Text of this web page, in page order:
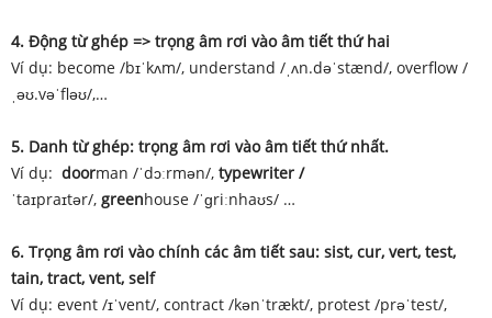
4. Động từ ghép => trọng âm rơi vào âm tiết thứ hai
Ví dụ: become /bɪˈkʌm/, understand /ˌʌn.dəˈstænd/, overflow /
ˌəʊ.vəˈfləʊ/,…
5. Danh từ ghép: trọng âm rơi vào âm tiết thứ nhất.
Ví dụ: doorman /ˈdɔːrmən/, typewriter /
ˈtaɪpraɪtər/, greenhouse /ˈɡriːnhaʊs/ …
6. Trọng âm rơi vào chính các âm tiết sau: sist, cur, vert, test,
tain, tract, vent, self
Ví dụ: event /ɪˈvent/, contract /kənˈtrækt/, protest /prəˈtest/,